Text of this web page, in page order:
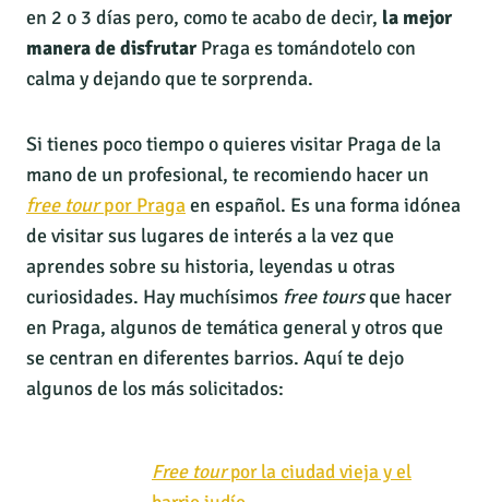
en 2 o 3 días pero, como te acabo de decir, la mejor
manera de disfrutar Praga es tomándotelo con
calma y dejando que te sorprenda.
Si tienes poco tiempo o quieres visitar Praga de la
mano de un profesional, te recomiendo hacer un
free tourpor Pragaen español. Es una forma idónea
de visitar sus lugares de interés a la vez que
aprendes sobre su historia, leyendas u otras
curiosidades. Hay muchísimos free toursque hacer
en Praga, algunos de temática general y otros que
se centran en diferentes barrios. Aquí te dejo
algunos de los más solicitados:
Free tourpor la ciudad vieja y el